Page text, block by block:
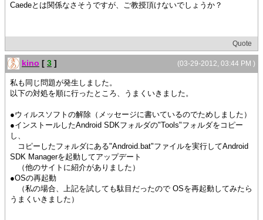
Caedeとは関係なさそうですが、ご教授頂けないでしょうか？
Quote
(03-29-2012, 03:44 PM )
kino [ 3 ]
私も同じ問題が発生しました。
以下の対処を順に行ったところ、うまくいきました。
●ウィルスソフトの解除（メッセージに書いているのでためしました）
●インストールしたAndroid SDKフォルダの"Tools"フォルダをコピー
し、
コピーしたフォルダにある"Android.bat"ファイルを実行してAndroid
SDK Managerを起動してアップデート
（他のサイトに紹介がありました）
●OSの再起動
（私の場合、上記を試しても駄目だったので OSを再起動してみたら
うまくいきました）